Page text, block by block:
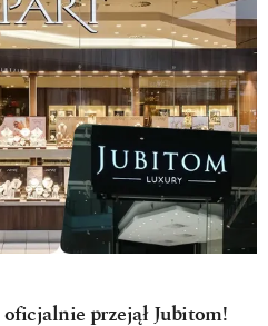
przejął Jubitom!